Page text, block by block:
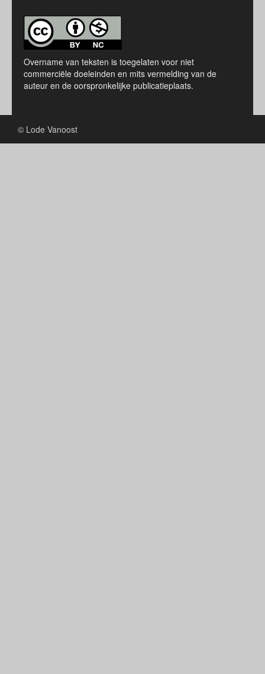
Overname van teksten is toegelaten voor niet
commerciële doeleinden en mits vermelding van de
auteur en de oorspronkelijke publicatieplaats.
© Lode Vanoost